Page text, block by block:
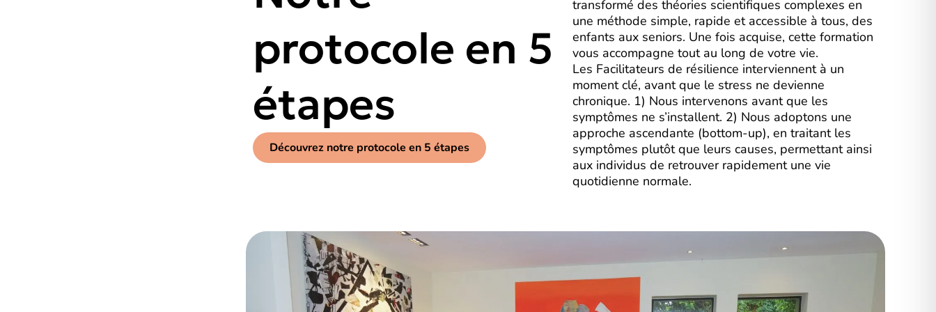
protocole en 5
étapes
Découvrez notre protocole en 5 étapes
transformé des théories scientifiques complexes en
une méthode simple, rapide et accessible à tous, des
enfants aux seniors. Une fois acquise, cette formation
vous accompagne tout au long de votre vie.
Les Facilitateurs de résilience interviennent à un
moment clé, avant que le stress ne devienne
chronique. 1) Nous intervenons avant que les
symptômes ne s’installent. 2) Nous adoptons une
approche ascendante (bottom-up), en traitant les
symptômes plutôt que leurs causes, permettant ainsi
aux individus de retrouver rapidement une vie
quotidienne normale.